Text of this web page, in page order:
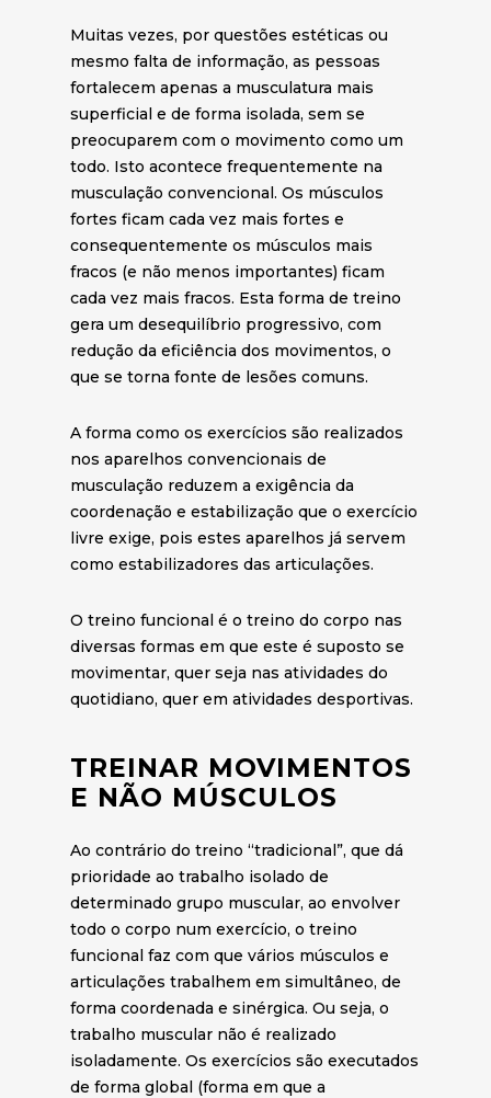
Muitas vezes, por questões estéticas ou
mesmo falta de informação, as pessoas
fortalecem apenas a musculatura mais
superficial e de forma isolada, sem se
preocuparem com o movimento como um
todo. Isto acontece frequentemente na
musculação convencional. Os músculos
fortes ficam cada vez mais fortes e
consequentemente os músculos mais
fracos (e não menos importantes) ficam
cada vez mais fracos. Esta forma de treino
gera um desequilíbrio progressivo, com
redução da eficiência dos movimentos, o
que se torna fonte de lesões comuns.
A forma como os exercícios são realizados
nos aparelhos convencionais de
musculação reduzem a exigência da
coordenação e estabilização que o exercício
livre exige, pois estes aparelhos já servem
como estabilizadores das articulações.
O treino funcional é o treino do corpo nas
diversas formas em que este é suposto se
movimentar, quer seja nas atividades do
quotidiano, quer em atividades desportivas.
TREINAR MOVIMENTOS
E NÃO MÚSCULOS
Ao contrário do treino “tradicional”, que dá
prioridade ao trabalho isolado de
determinado grupo muscular, ao envolver
todo o corpo num exercício, o treino
funcional faz com que vários músculos e
articulações trabalhem em simultâneo, de
forma coordenada e sinérgica. Ou seja, o
trabalho muscular não é realizado
isoladamente. Os exercícios são executados
de forma global (forma em que a